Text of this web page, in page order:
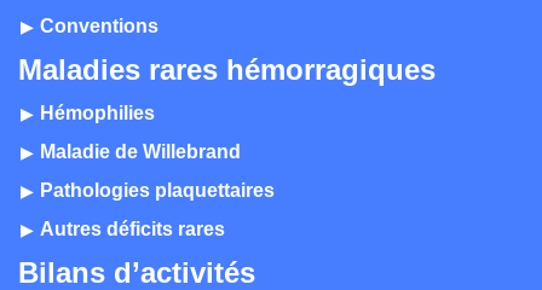
Conventions
Maladies rares hémorragiques
Hémophilies
Maladie de Willebrand
Pathologies plaquettaires
Autres déficits rares
Bilans d’activités